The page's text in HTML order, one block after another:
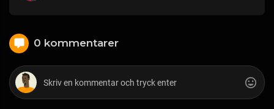
0 kommentarer